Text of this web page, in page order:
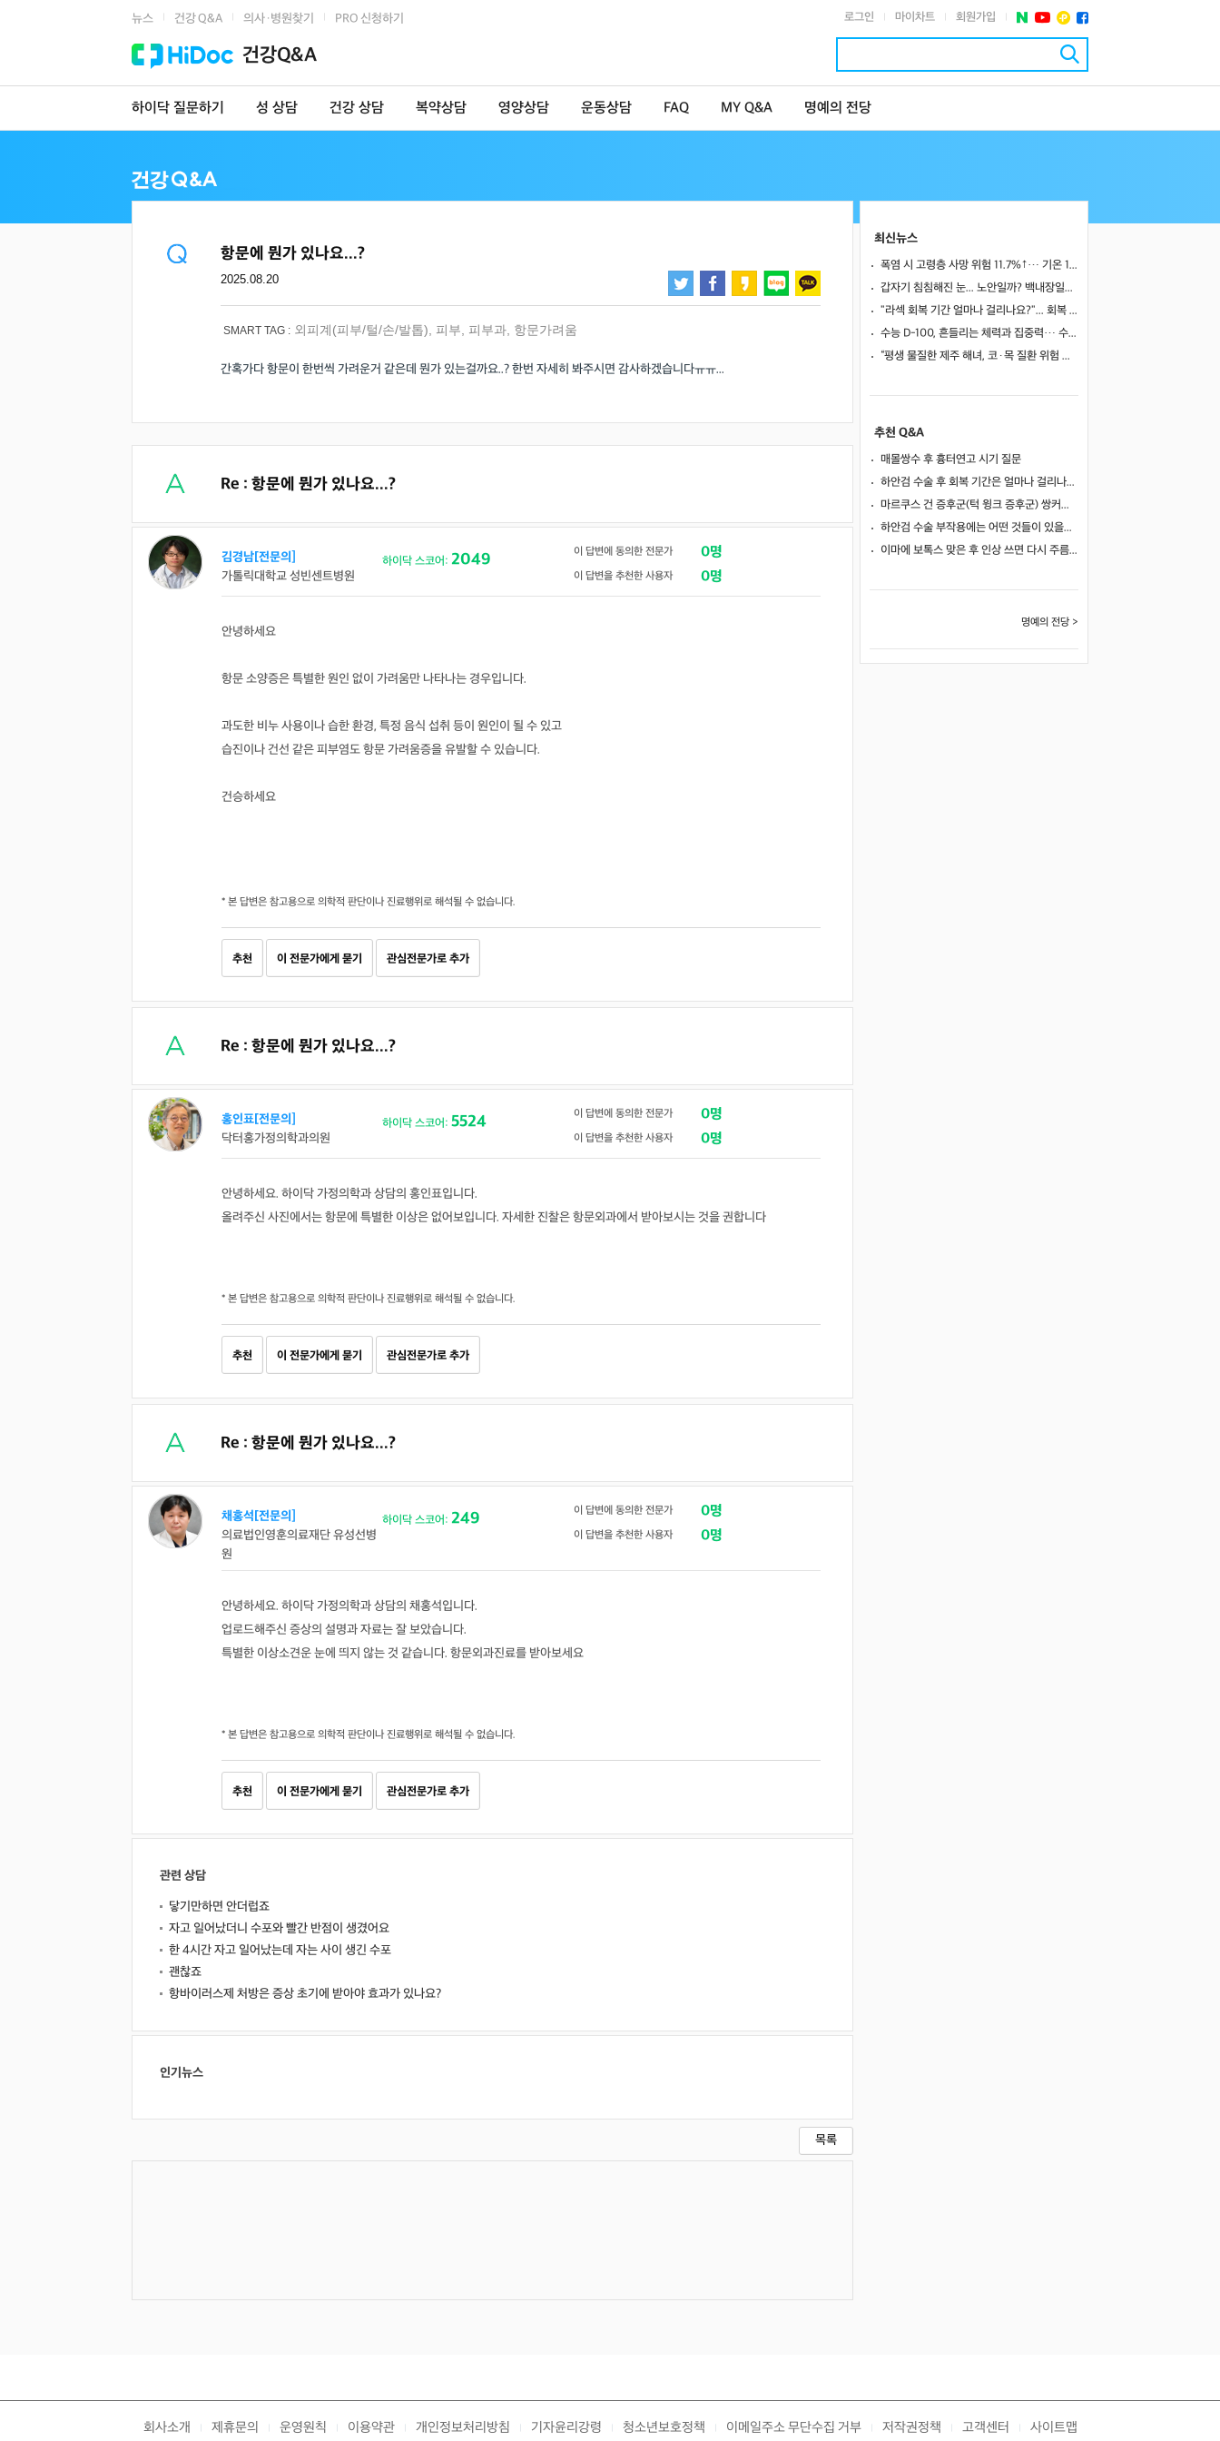
뉴스 건강 Q&A 의사·병원찾기 PRO 신청하기 로그인 마이차트 회원가입
건강Q&A
하이닥 질문하기 성 상담 건강 상담 복약상담 영양상담 운동상담 FAQ MY Q&A 명예의 전당
항문에 뭔가 있나요...?
2025.08.20
SMART TAG : 외피계(피부/털/손/발톱) 피부 피부과 항문가려움
간혹가다 항문이 한번씩 가려운거 같은데 뭔가 있는걸까요..? 한번 자세히 봐주시면 감사하겠습니다ㅠㅠ...
Re : 항문에 뭔가 있나요...?
김경남[전문의]
가톨릭대학교 성빈센트병원
하이닥 스코어: 2049 이 답변에 동의한 전문가 0명
이 답변을 추천한 사용자 0명
안녕하세요
항문 소양증은 특별한 원인 없이 가려움만 나타나는 경우입니다.
과도한 비누 사용이나 습한 환경, 특정 음식 섭취 등이 원인이 될 수 있고
습진이나 건선 같은 피부염도 항문 가려움증을 유발할 수 있습니다.
건승하세요
* 본 답변은 참고용으로 의학적 판단이나 진료행위로 해석될 수 없습니다.
추천 이 전문가에게 묻기 관심전문가로 추가
Re : 항문에 뭔가 있나요...?
홍인표[전문의]
닥터홍가정의학과의원
하이닥 스코어: 5524 이 답변에 동의한 전문가 0명
이 답변을 추천한 사용자 0명
안녕하세요. 하이닥 가정의학과 상담의 홍인표입니다.
올려주신 사진에서는 항문에 특별한 이상은 없어보입니다. 자세한 진찰은 항문외과에서 받아보시는 것을 권합니다
* 본 답변은 참고용으로 의학적 판단이나 진료행위로 해석될 수 없습니다.
추천 이 전문가에게 묻기 관심전문가로 추가
Re : 항문에 뭔가 있나요...?
채홍석[전문의]
의료법인영훈의료재단 유성선병
원
하이닥 스코어: 249 이 답변에 동의한 전문가 0명
이 답변을 추천한 사용자 0명
안녕하세요. 하이닥 가정의학과 상담의 채홍석입니다.
업로드해주신 증상의 설명과 자료는 잘 보았습니다.
특별한 이상소견운 눈에 띄지 않는 것 같습니다. 항문외과진료를 받아보세요
* 본 답변은 참고용으로 의학적 판단이나 진료행위로 해석될 수 없습니다.
추천 이 전문가에게 묻기 관심전문가로 추가
관련 상담
닿기만하면 안더럽죠
자고 일어났더니 수포와 빨간 반점이 생겼어요
한 4시간 자고 일어났는데 자는 사이 생긴 수포
괜찮죠
항바이러스제 처방은 증상 초기에 받아야 효과가 있나요?
인기뉴스
목록
최신뉴스
폭염 시 고령층 사망 위험 11.7%↑… 기온 1도 오를 때마다 위험 높아져
갑자기 침침해진 눈... 노안일까? 백내장일까?
"라섹 회복 기간 얼마나 걸리나요?"... 회복 과정과 일상 복귀 시점
수능 D-100, 흔들리는 체력과 집중력… 수험생 영양 관리 어떻게 할까
“평생 물질한 제주 해녀, 코·목 질환 위험 높았다”… 10년 추적 연구 결과
추천 Q&A
매몰쌍수 후 흉터연고 시기 질문
하안검 수술 후 회복 기간은 얼마나 걸리나요?
마르쿠스 건 증후군(턱 윙크 증후군) 쌍커풀 수술 가능 여부
하안검 수술 부작용에는 어떤 것들이 있을까요?
이마에 보톡스 맞은 후 인상 쓰면 다시 주름이 생길까요?
명예의 전당 >
회사소개 제휴문의 운영원칙 이용약관 개인정보처리방침 기자윤리강령 청소년보호정책 이메일주소 무단수집 거부 저작권정책 고객센터 사이트맵